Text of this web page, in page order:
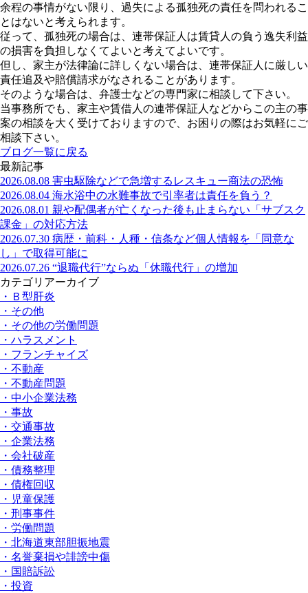
余程の事情がない限り、過失による孤独死の責任を問われるこ
とはないと考えられます。
従って、孤独死の場合は、連帯保証人は賃貸人の負う逸失利益
の損害を負担しなくてよいと考えてよいです。
但し、家主が法律論に詳しくない場合は、連帯保証人に厳しい
責任追及や賠償請求がなされることがあります。
そのような場合は、弁護士などの専門家に相談して下さい。
当事務所でも、家主や賃借人の連帯保証人などからこの主の事
案の相談を大く受けておりますので、お困りの際はお気軽にご
相談下さい。
ブログ一覧に戻る
最新記事
2026.08.08 害虫駆除などで急増するレスキュー商法の恐怖
2026.08.04 海水浴中の水難事故で引率者は責任を負う？
2026.08.01 親や配偶者が亡くなった後も止まらない「サブスク
課金」の対応方法
2026.07.30 病歴・前科・人種・信条など個人情報を「同意な
し」で取得可能に
2026.07.26 “退職代行”ならぬ「休職代行」の増加
カテゴリアーカイブ
・Ｂ型肝炎
・その他
・その他の労働問題
・ハラスメント
・フランチャイズ
・不動産
・不動産問題
・中小企業法務
・事故
・交通事故
・企業法務
・会社破産
・債務整理
・債権回収
・児童保護
・刑事事件
・労働問題
・北海道東部胆振地震
・名誉棄損や誹謗中傷
・国賠訴訟
・投資